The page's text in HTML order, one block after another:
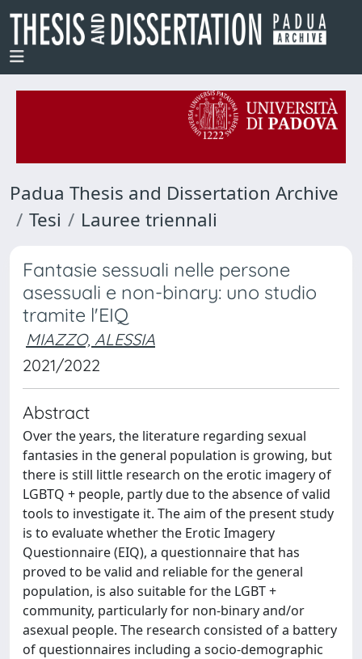
Padua Thesis and Dissertation Archive
Tesi
Lauree triennali
Fantasie sessuali nelle persone
asessuali e non-binary: uno studio
tramite l'EIQ
MIAZZO, ALESSIA
2021/2022
Abstract
Over the years, the literature regarding sexual
fantasies in the general population is growing, but
there is still little research on the erotic imagery of
LGBTQ + people, partly due to the absence of valid
tools to investigate it. The aim of the present study
is to evaluate whether the Erotic Imagery
Questionnaire (EIQ), a questionnaire that has
proved to be valid and reliable for the general
population, is also suitable for the LGBT +
community, particularly for non-binary and/or
asexual people. The research consisted of a battery
of questionnaires including a socio-demographic